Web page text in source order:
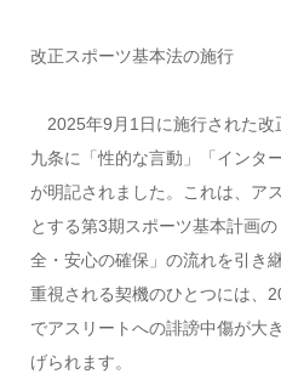
改正スポーツ基本法の施行
2025年9月1日に施行された改
九条に「性的な言動」「インタ
が明記されました。これは、ア
とする第3期スポーツ基本計画
全・安心の確保」の流れを引き
重視される契機のひとつには、
でアスリートへの誹謗中傷が大
げられます。